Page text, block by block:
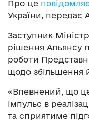
Про це
України, передає
Заступник
рішення Альянсу
роботи
щодо збільшення
«Впевнений, що
імпульс в
та сприятиме